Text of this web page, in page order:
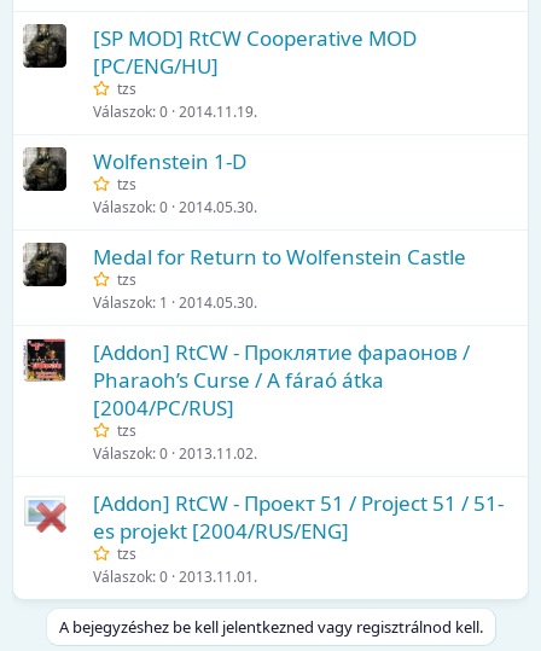
[SP MOD] RtCW Cooperative MOD
[PC/ENG/HU]
tzs
Válaszok 0 2014.11.19.
Wolfenstein 1-D
tzs
Válaszok 0 2014.05.30.
Medal for Return to Wolfenstein Castle
tzs
Válaszok 1 2014.05.30.
[Addon] RtCW - Проклятие фараонов /
Pharaoh’s Curse / A fáraó átka
[2004/PC/RUS]
tzs
Válaszok 0 2013.11.02.
[Addon] RtCW - Проект 51 / Project 51 / 51-
es projekt [2004/RUS/ENG]
tzs
Válaszok 0 2013.11.01.
A bejegyzéshez be kell jelentkezned vagy regisztrálnod kell.